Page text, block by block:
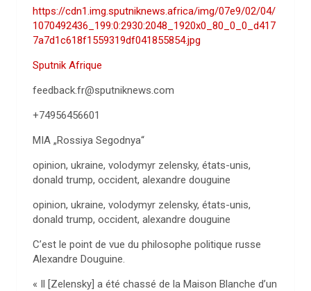
https://cdn1.img.sputniknews.africa/img/07e9/02/04/
1070492436_199:0:2930:2048_1920x0_80_0_0_d417
7a7d1c618f1559319df041855854.jpg
Sputnik Afrique
feedback.fr@sputniknews.com
+74956456601
MIA „Rossiya Segodnya“
opinion, ukraine, volodymyr zelensky, états-unis,
donald trump, occident, alexandre douguine
opinion, ukraine, volodymyr zelensky, états-unis,
donald trump, occident, alexandre douguine
C’est le point de vue du philosophe politique russe
Alexandre Douguine.
« Il [Zelensky] a été chassé de la Maison Blanche d’un